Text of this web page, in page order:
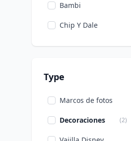
Bambi
Chip Y Dale
Cenicienta
La princesa y la rana
La bella y la Bestia
Type
Marcos de fotos
Decoraciones (2)